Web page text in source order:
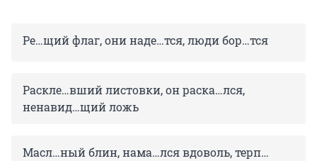
Ре…щий флаг, они наде…тся, люди бор…тся
Раскле…вший листовки, он раска…лся,
ненавид…щий ложь
Масл…ный блин, нама…лся вдоволь, терп…